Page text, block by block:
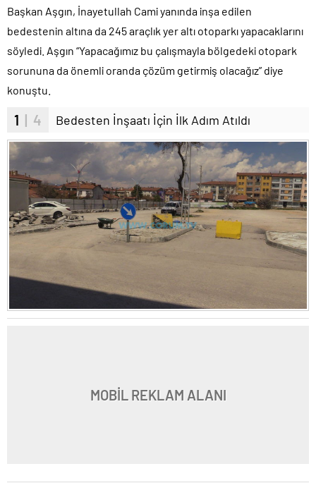
Başkan Aşgın, İnayetullah Cami yanında inşa edilen
bedestenin altına da 245 araçlık yer altı otoparkı yapacaklarını
söyledi. Aşgın “Yapacağımız bu çalışmayla bölgedeki otopark
sorununa da önemli oranda çözüm getirmiş olacağız” diye
konuştu.
1 | 4 Bedesten İnşaatı İçin İlk Adım Atıldı
MOBİL REKLAM ALANI